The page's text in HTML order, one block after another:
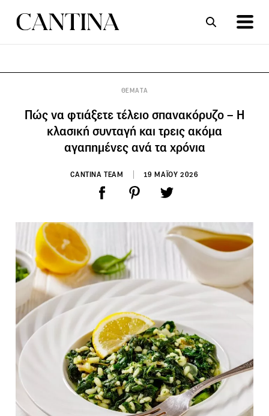
ΘΕΜΑΤΑ
Πώς να φτιάξετε τέλειο σπανακόρυζο – Η
κλασική συνταγή και τρεις ακόμα
αγαπημένες ανά τα χρόνια
CANTINA TEAM 19 ΜΑΪΟΥ 2026